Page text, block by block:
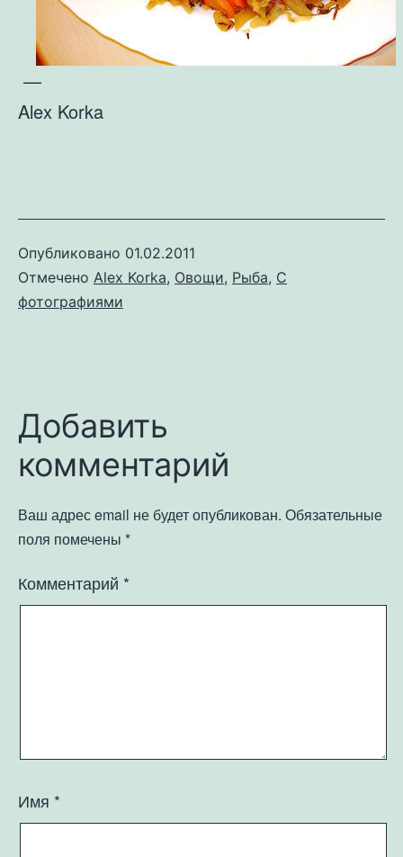
—
Alex Korka
Опубликовано 01.02.2011
Отмечено Alex Korka, Овощи, Рыба, С
фотографиями
Добавить
комментарий
Ваш адрес email не будет опубликован. Обязательные
поля помечены *
Комментарий *
Имя *